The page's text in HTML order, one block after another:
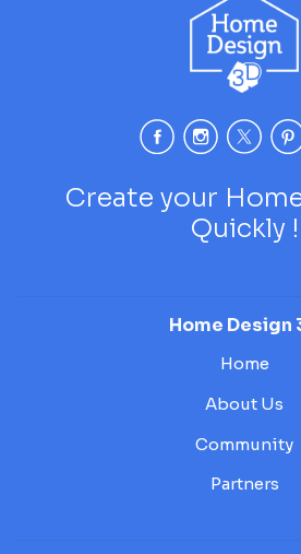
Create your
Quickly !
Home Design
Home
About Us
Community
Partners